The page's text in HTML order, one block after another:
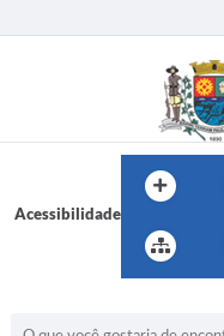
Acessibilidade